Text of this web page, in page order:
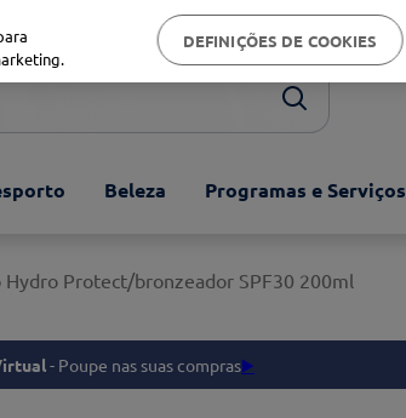
Beleza Programas e Serviços
Protect/bronzeador SPF30 200ml
- Poupe nas suas compras▶️
DEFINIÇÕES DE COOKIES